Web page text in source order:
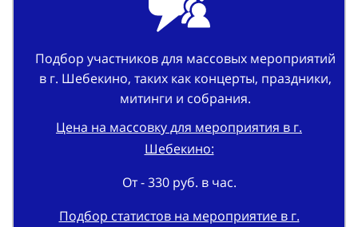
Подбор участников для массовых мероприятий
в г. Шебекино, таких как концерты, праздники,
митинги и собрания.
Цена на массовку для мероприятия в г.
Шебекино:
От - 330 руб. в час.
Подбор статистов на мероприятие в г.